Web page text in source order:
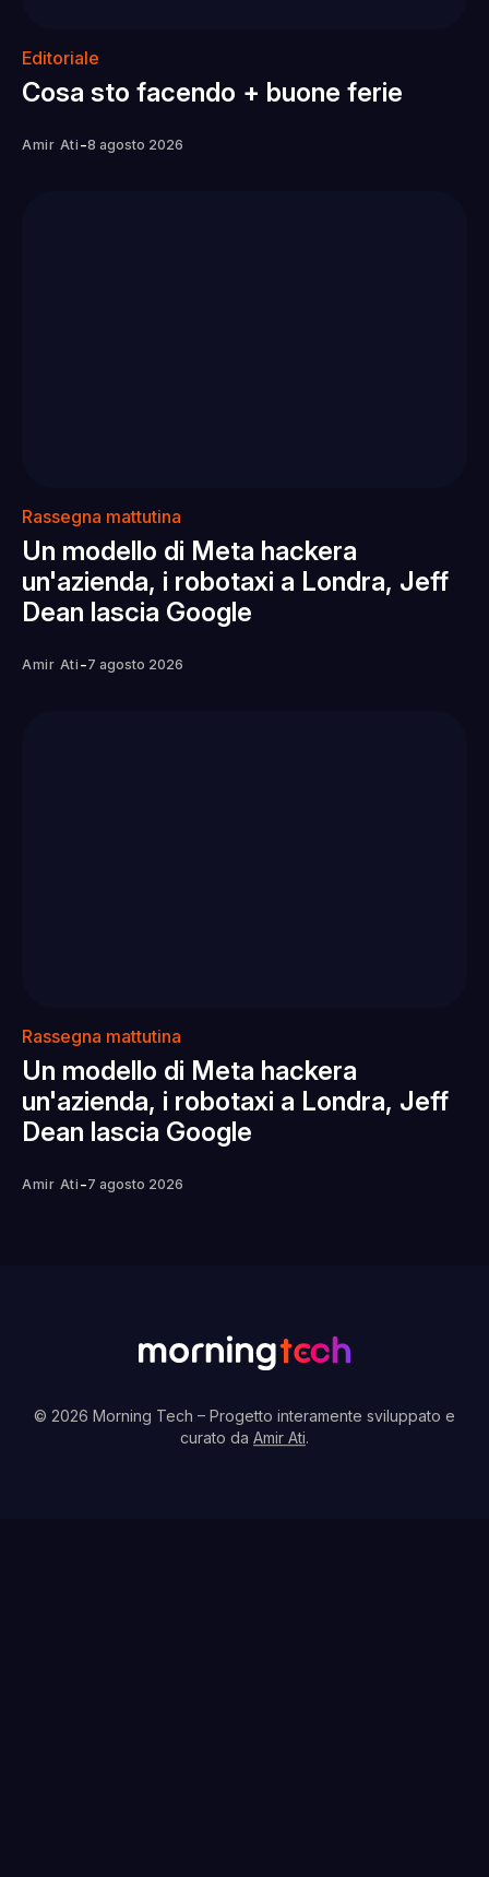
Editoriale
Cosa sto facendo + buone ferie
Amir Ati -8 agosto 2026
Rassegna mattutina
Un modello di Meta hackera
un'azienda, i robotaxi a Londra, Jeff
Dean lascia Google
Amir Ati -7 agosto 2026
Rassegna mattutina
Un modello di Meta hackera
un'azienda, i robotaxi a Londra, Jeff
Dean lascia Google
Amir Ati -7 agosto 2026
© 2026 Morning Tech – Progetto interamente sviluppato e
curato da Amir Ati.